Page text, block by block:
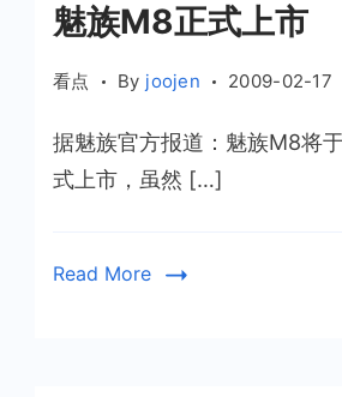
魅族M8正式上市
看点 By joojen 2009-02-17
据魅族官方报道：魅族M8将
式上市，虽然 […]
Read More